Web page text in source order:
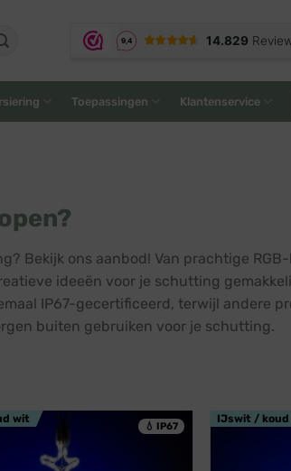
Toepassingen Klantenservice
Bekijk ons aanbod! Van prachtige
ideeën voor je schutting
IP67-gecertificeerd, terwijl andere
buiten gebruiken voor je schutting.
💧 IP67
wit IJswit / koud